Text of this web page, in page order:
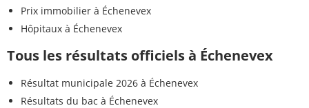
Prix immobilier à Échenevex
Hôpitaux à Échenevex
Tous les résultats officiels à Échenevex
Résultat municipale 2026 à Échenevex
Résultats du bac à Échenevex